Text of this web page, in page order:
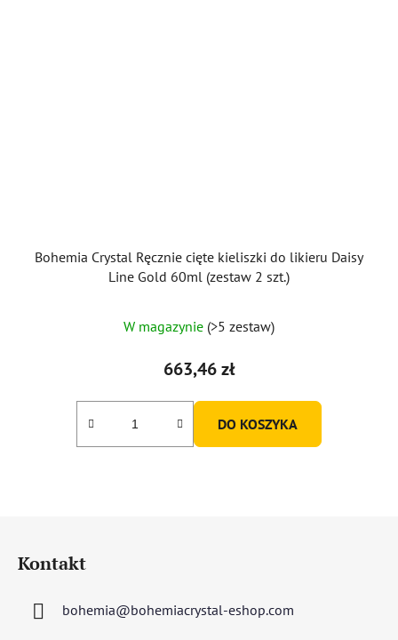
Bohemia Crystal Ręcznie cięte kieliszki do likieru Daisy
Line Gold 60ml (zestaw 2 szt.)
W magazynie (>5 zestaw)
663,46 zł
DO KOSZYKA
Kontakt
bohemia@bohemiacrystal-eshop.com